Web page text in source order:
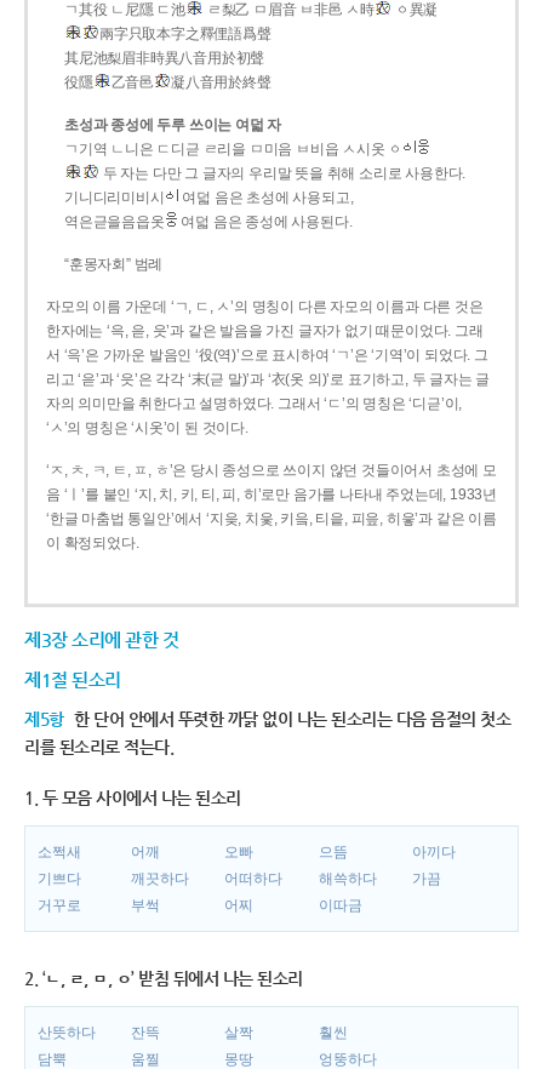
ㄱ其役 ㄴ尼隱 ㄷ池
ㄹ梨乙 ㅁ眉音 ㅂ非邑 ㅅ時
ㆁ異凝
兩字只取本字之釋俚語爲聲
其尼池梨眉非時異八音用於初聲
役隱
乙音邑 凝八音用於終聲
초성과 종성에 두루 쓰이는 여덟 자
ㄱ기역 ㄴ니은 ㄷ디귿 ㄹ리을 ㅁ미음 ㅂ비읍 ㅅ시옷 ㆁ
두 자는 다만 그 글자의 우리말 뜻을 취해 소리로 사용한다.
기니디리미비시
여덟 음은 초성에 사용되고,
역은귿을음읍옷
여덟 음은 종성에 사용된다.
“훈몽자회” 범례
자모의 이름 가운데 ‘ㄱ, ㄷ, ㅅ’의 명칭이 다른 자모의 이름과 다른 것은
한자에는 ‘윽, 읃, 읏’과 같은 발음을 가진 글자가 없기 때문이었다. 그래
서 ‘윽’은 가까운 발음인 ‘役(역)’으로 표시하여 ‘ㄱ’은 ‘기역’이 되었다. 그
리고 ‘읃’과 ‘읏’은 각각 ‘末(귿 말)’과 ‘衣(옷 의)’로 표기하고, 두 글자는 글
자의 의미만을 취한다고 설명하였다. 그래서 ‘ㄷ’의 명칭은 ‘디귿’이,
‘ㅅ’의 명칭은 ‘시옷’이 된 것이다.
‘ㅈ, ㅊ, ㅋ, ㅌ, ㅍ, ㅎ’은 당시 종성으로 쓰이지 않던 것들이어서 초성에 모
음 ‘ㅣ’를 붙인 ‘지, 치, 키, 티, 피, 히’로만 음가를 나타내 주었는데, 1933년
‘한글 마춤법 통일안’에서 ‘지읒, 치읓, 키읔, 티읕, 피읖, 히읗’과 같은 이름
이 확정되었다.
제3장 소리에 관한 것
제1절 된소리
제5항 한 단어 안에서 뚜렷한 까닭 없이 나는 된소리는 다음 음절의 첫소
리를 된소리로 적는다.
1. 두 모음 사이에서 나는 된소리
소쩍새 어깨 오빠 으뜸
아끼다
기쁘다
깨끗하다 어떠하다 해쓱하다
가끔
거꾸로
부썩 어찌 이따금
2. ‘ㄴ, ㄹ, ㅁ, ㅇ’ 받침 뒤에서 나는 된소리
산뜻하다 잔뜩 살짝
훨씬
담뿍
움찔 몽땅 엉뚱하다